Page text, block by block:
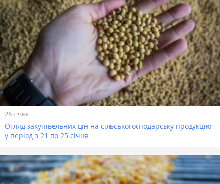
26 січня
Огляд закупівельних цін на сільськогосподарську продукцію
у період з 21 по 25 січня